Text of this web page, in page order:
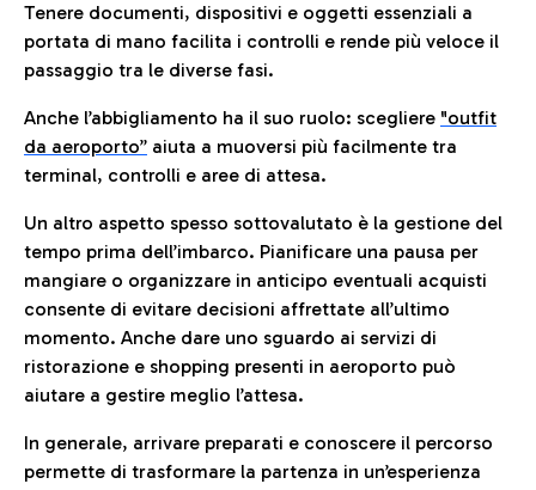
Tenere documenti, dispositivi e oggetti essenziali a
portata di mano facilita i controlli e rende più veloce il
passaggio tra le diverse fasi.
Anche l’abbigliamento ha il suo ruolo: scegliere "outfit
da aeroporto” aiuta a muoversi più facilmente tra
terminal, controlli e aree di attesa.
Un altro aspetto spesso sottovalutato è la gestione del
tempo prima dell’imbarco. Pianificare una pausa per
mangiare o organizzare in anticipo eventuali acquisti
consente di evitare decisioni affrettate all’ultimo
momento. Anche dare uno sguardo ai servizi di
ristorazione e shopping presenti in aeroporto può
aiutare a gestire meglio l’attesa.
In generale, arrivare preparati e conoscere il percorso
permette di trasformare la partenza in un’esperienza